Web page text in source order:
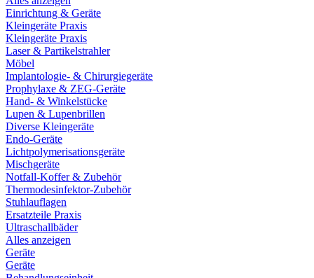
Einrichtung & Geräte
Kleingeräte Praxis
Kleingeräte Praxis
Laser & Partikelstrahler
Möbel
Implantologie- & Chirurgiegeräte
Prophylaxe & ZEG-Geräte
Hand- & Winkelstücke
Lupen & Lupenbrillen
Diverse Kleingeräte
Endo-Geräte
Lichtpolymerisationsgeräte
Mischgeräte
Notfall-Koffer & Zubehör
Thermodesinfektor-Zubehör
Stuhlauflagen
Ersatzteile Praxis
Ultraschallbäder
Alles anzeigen
Geräte
Geräte